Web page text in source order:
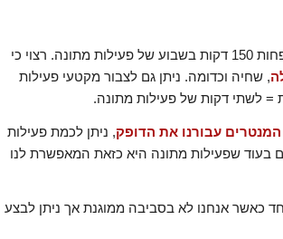
הן לבצע לפחות 75 דקות בשבוע של פעילות נמרצת או לפחות 150 דקות בשבוע של פעילות מתונה. רצוי כי
, שחיה וכדומה. ניתן גם לצבור מקטעי פעילות
עבורנו את הדופק, ניתן לכמת פעילות
המאפשרת לנו להשלים משפטים קצרים המורכבים מצירוף של 3 מילים בעוד שפעילות מתונה היא כזאת המאפשרת לנו
כאשר אנחנו לא בסביבה ממוגנת אך ניתן לבצע